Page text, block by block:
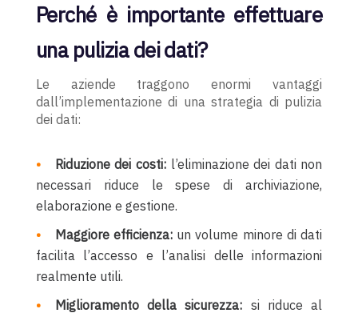
Perché è importante effettuare
una pulizia dei dati?
Le aziende traggono enormi vantaggi
dall’implementazione di una strategia di pulizia
dei dati:
Riduzione dei costi: l’eliminazione dei dati non
necessari riduce le spese di archiviazione,
elaborazione e gestione.
Maggiore efficienza: un volume minore di dati
facilita l’accesso e l’analisi delle informazioni
realmente utili.
Miglioramento della sicurezza: si riduce al